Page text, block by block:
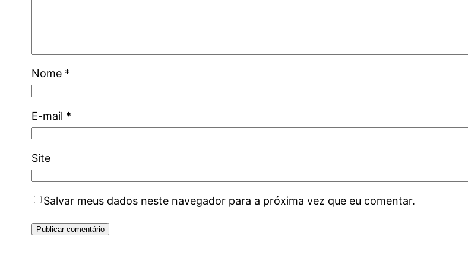
Nome *
E-mail *
Site
Salvar meus dados neste navegador para a próxima vez que eu comentar.